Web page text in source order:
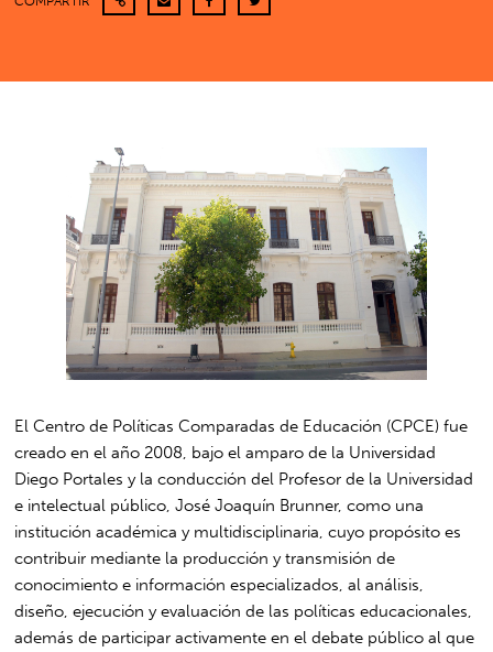
El Centro de Políticas Comparadas de Educación (CPCE) fue
creado en el año 2008, bajo el amparo de la Universidad
Diego Portales y la conducción del Profesor de la Universidad
e intelectual público, José Joaquín Brunner, como una
institución académica y multidisciplinaria, cuyo propósito es
contribuir mediante la producción y transmisión de
conocimiento e información especializados, al análisis,
diseño, ejecución y evaluación de las políticas educacionales,
además de participar activamente en el debate público al que